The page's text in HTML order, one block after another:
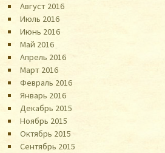
Август 2016
Июль 2016
Июнь 2016
Май 2016
Апрель 2016
Март 2016
Февраль 2016
Январь 2016
Декабрь 2015
Ноябрь 2015
Октябрь 2015
Сентябрь 2015